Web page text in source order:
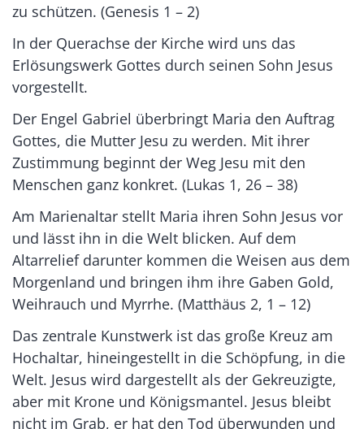
zu schützen. (Genesis 1 – 2)
In der Querachse der Kirche wird uns das
Erlösungswerk Gottes durch seinen Sohn Jesus
vorgestellt.
Der Engel Gabriel überbringt Maria den Auftrag
Gottes, die Mutter Jesu zu werden. Mit ihrer
Zustimmung beginnt der Weg Jesu mit den
Menschen ganz konkret. (Lukas 1, 26 – 38)
Am Marienaltar stellt Maria ihren Sohn Jesus vor
und lässt ihn in die Welt blicken. Auf dem
Altarrelief darunter kommen die Weisen aus dem
Morgenland und bringen ihm ihre Gaben Gold,
Weihrauch und Myrrhe. (Matthäus 2, 1 – 12)
Das zentrale Kunstwerk ist das große Kreuz am
Hochaltar, hineingestellt in die Schöpfung, in die
Welt. Jesus wird dargestellt als der Gekreuzigte,
aber mit Krone und Königsmantel. Jesus bleibt
nicht im Grab, er hat den Tod überwunden und